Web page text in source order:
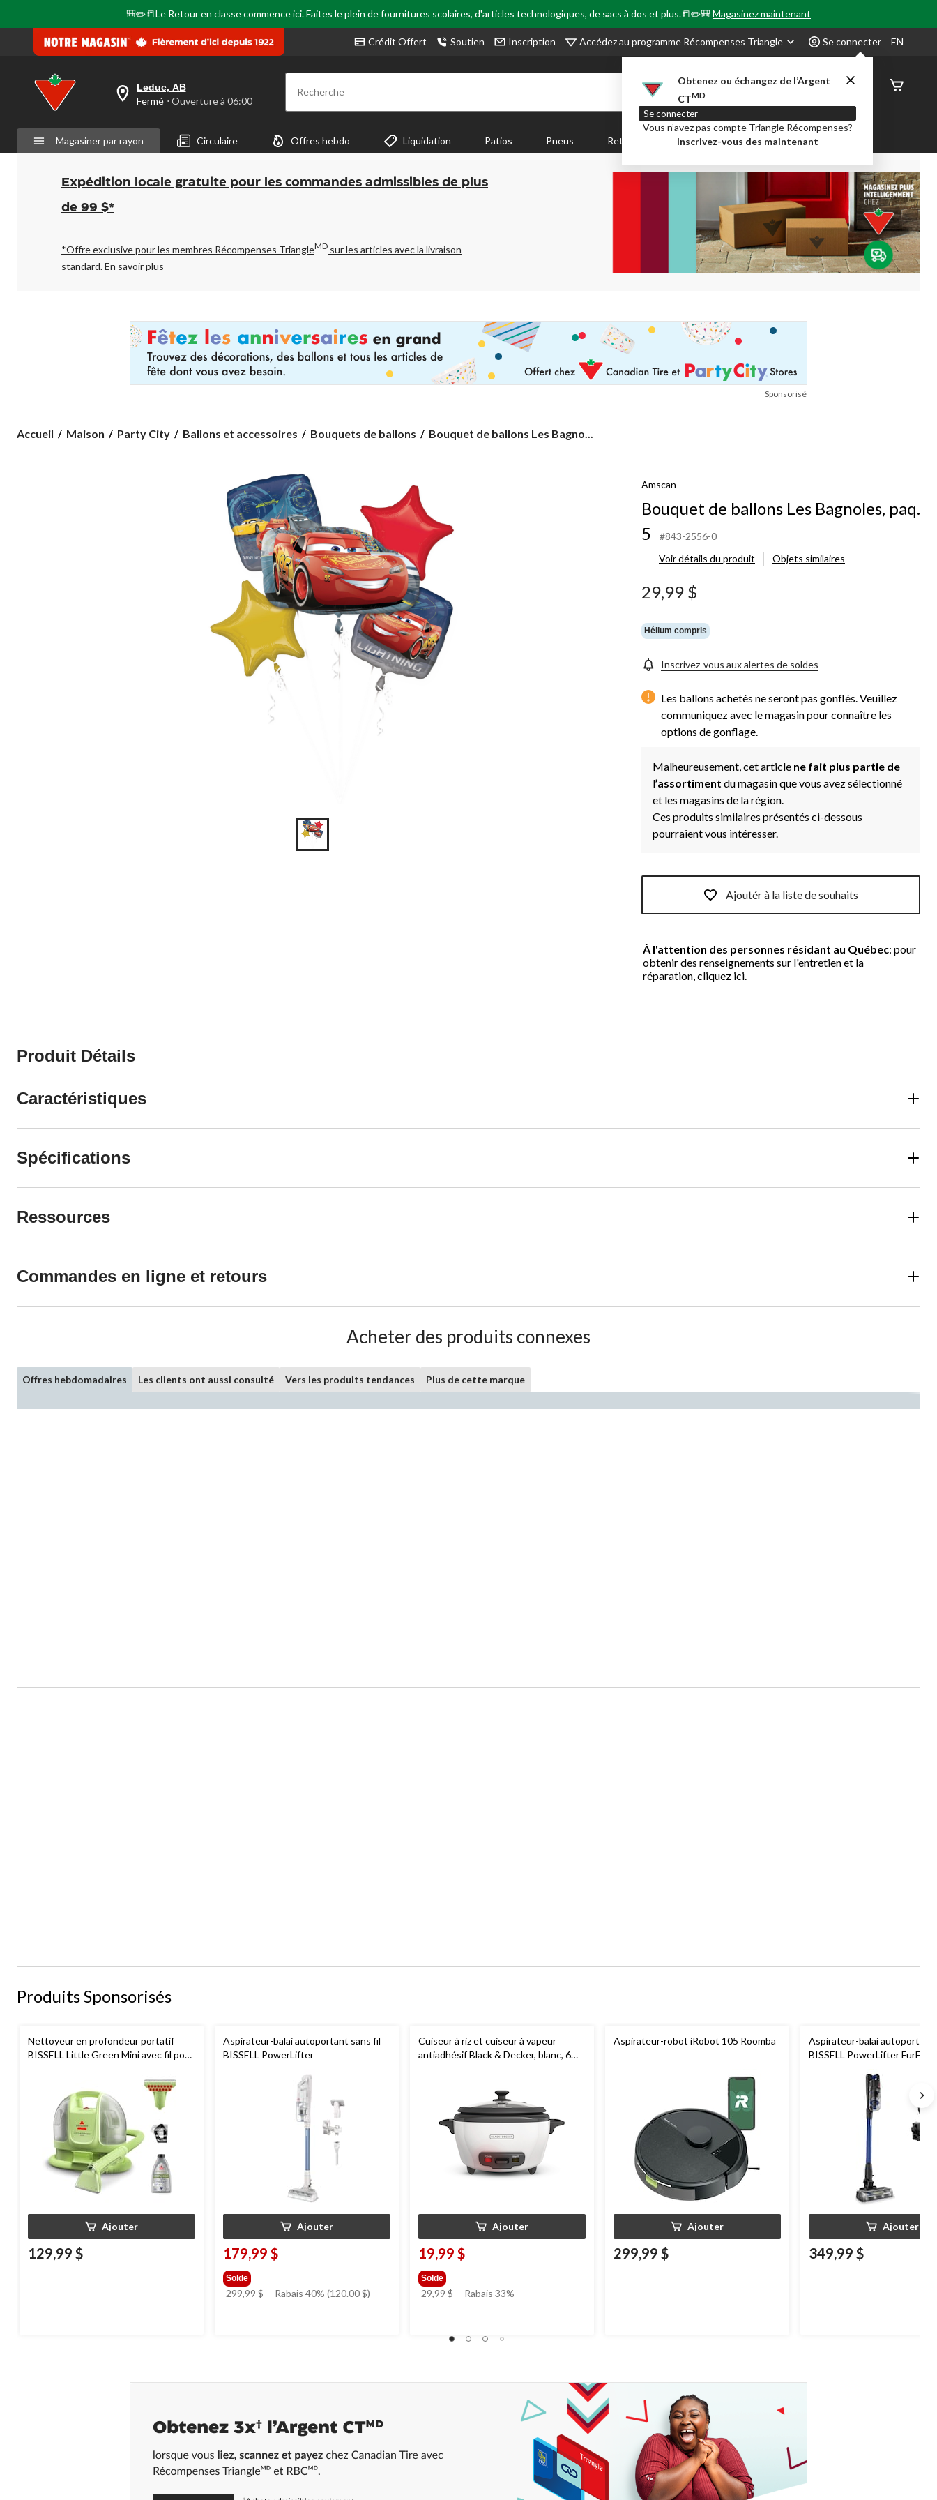
🎒✏️📒Le Retour en classe commence ici. Faites le plein de fournitures scolaires, d'articles technologiques, de sacs à dos et plus.📒✏️🎒Magasinez maintenant
Crédit Offert Soutien Inscription Accédez au programme Récompenses Triangle Se connecter
Obtenez ou échangez de l’Argent
CTMD
Se connecter
Vous n’avez pas compte Triangle Récompenses?
Inscrivez-vous des maintenant
EN
votre
est
Leduc,
AB,
Fermé,
Ouverture
à
pour
changer
Leduc, AB
Fermé ⋅ Ouverture à 06:00 Recherche
État de
Magasiner par rayon Circulaire Offres hebdo Liquidation Patios Pneus Retour en Classe Party City Centre-auto
Expédition locale gratuite pour les commandes admissibles de plus
de 99 $*
*Offre exclusive pour les membres Récompenses TriangleMD sur les articles avec la livraison
standard.En savoir plus
Sponsorisé
Accueil Maison Party City Ballons et accessoires Bouquets de ballons
Bouquet
Bouquet de ballons Les Bagno...
Amscan
Bouquet de ballons Les Bagnoles, paq.
5
#843-2556-0
Voir détails du produit
Objets similaires
29,99 $
Hélium compris
Inscrivez-vous aux alertes de soldes
Les ballons achetés ne seront pas gonflés. Veuillez
communiquez avec le magasin pour connaître les
options de gonflage.
Malheureusement, cet article ne fait plus partie de
l’assortiment du magasin que vous avez sélectionné
et les magasins de la région.
Ces produits similaires présentés ci-dessous
pourraient vous intéresser.
Ajoutér à la liste de souhaits
À l'attention des personnes résidant au Québec: pour
obtenir des renseignements sur l'entretien et la
réparation,cliquez ici.
Produit Détails
Caractéristiques
Spécifications
Ressources
Commandes en ligne et retours
Acheter des produits connexes
Offres hebdomadaires Les clients ont aussi consulté Vers les produits tendances Plus de cette marque
Produits Sponsorisés
Nettoyeur en profondeur portatif
BISSELL Little Green Mini avec fil pour
Ajouter
129,99 $
Aspirateur-balai autoportant sans fil
BISSELL PowerLifter
Ajouter
179,99 $
Solde
299,99 $
prixRabais 40% (120.00 $)
Cuiseur à riz et cuiseur à vapeur
antiadhésif Black & Decker, blanc, 6
Ajouter
19,99 $
Solde
29,99 $
prixRabais 33%
Aspirateur-robot iRobot 105 Roomba
Ajouter
299,99 $
Aspirateur-balai autoportant
BISSELL PowerLifter
Ajouter
349,99 $